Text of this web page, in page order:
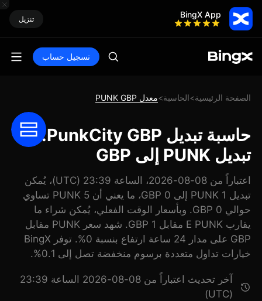
BingX App تنزيل
تسجيل حساب
الصفحة الرئيسية>الحاسبة>معدل PUNK GBP
حاسبة تبديل PunkCity GBP:
تبديل PUNK إلى GBP
اعتباراً من 08-08-2026، الساعة 23:39 (UTC)، يُمكن
تبديل 1 PUNK إلى 0 GBP، ما يعني أن 5 PUNK تساوي
حوالي 0 GBP. وبأسعار الوقت الفعلي، يُمكن شراء ما
يقارب E PUNK مقابل 1 GBP. شهد سعر PUNK مقابل
GBP على مدار 24 ساعة ارتفاع بنسبة 0%. توفر BingX
خيارات تداول متعددة برسوم منخفضة تصل إلى 0.1%.
آخر تحديث اعتباراً من 08-08-2026 الساعة 23:39
(UTC)